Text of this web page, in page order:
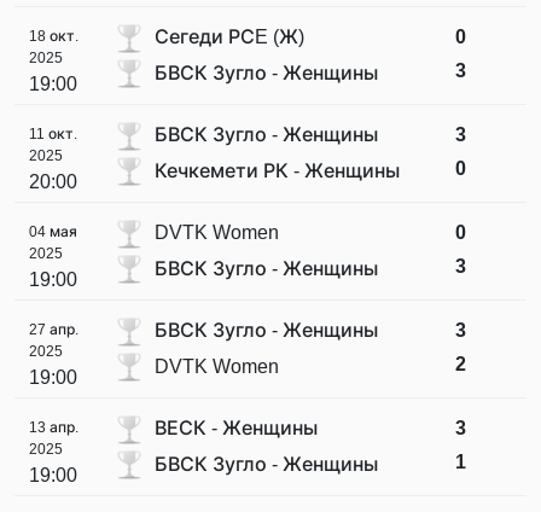
18 окт.
2025
19:00
Сегеди РСE (Ж)
БВСК Зугло - Женщины
0
3
11 окт.
2025
20:00
БВСК Зугло - Женщины
Кечкемети РК - Женщины
3
0
04 мая
2025
19:00
DVTK Women
БВСК Зугло - Женщины
0
3
27 апр.
2025
19:00
БВСК Зугло - Женщины
DVTK Women
3
2
13 апр.
2025
19:00
ВЕСК - Женщины
БВСК Зугло - Женщины
3
1